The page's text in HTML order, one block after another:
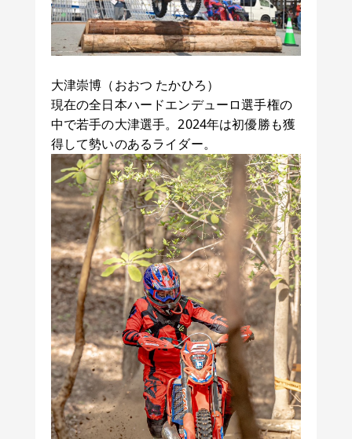
大津崇博（おおつ たかひろ）
現在の全日本ハードエンデューロ選手権の
中で若手の大津選手。2024年は初優勝も獲
得して勢いのあるライダー。